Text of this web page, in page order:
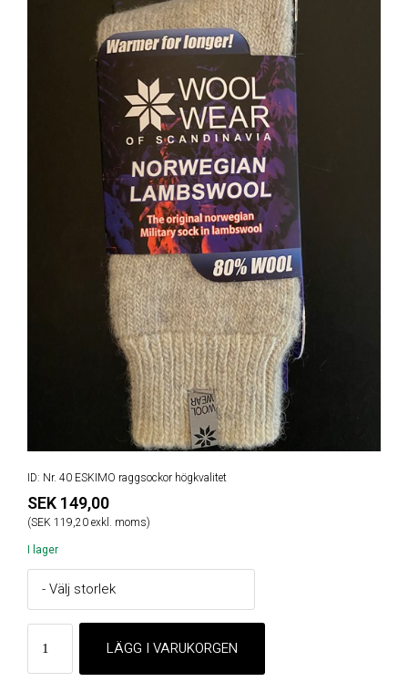
ID: Nr. 40 ESKIMO raggsockor högkvalitet
SEK 149,00
(SEK 119,20 exkl. moms)
I lager